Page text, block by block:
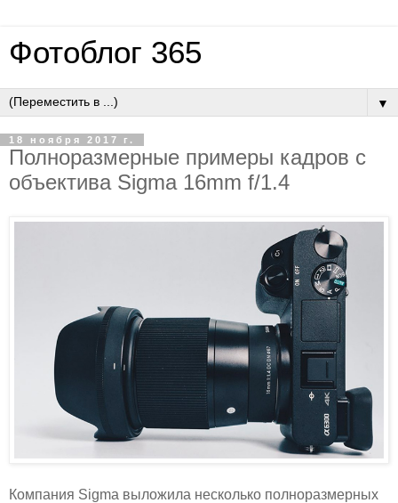
Фотоблог 365
▼
18 ноября 2017 г.
Полноразмерные примеры кадров с
объектива Sigma 16mm f/1.4
Компания Sigma выложила несколько полноразмерных